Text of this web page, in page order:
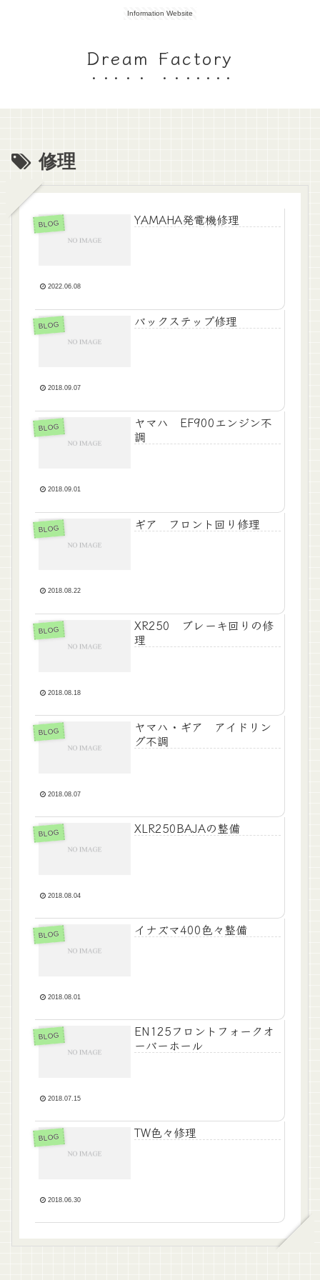
Information Website
Dream Factory
修理
BLOG YAMAHA発電機修理
2022.06.08
BLOG バックステップ修理
2018.09.07
BLOG
ヤマハ EF900エンジン不
調
2018.09.01
BLOG ギア フロント回り修理
2018.08.22
BLOG
XR250 ブレーキ回りの修
理
2018.08.18
BLOG
ヤマハ・ギア アイドリン
グ不調
2018.08.07
BLOG XLR250BAJAの整備
2018.08.04
BLOG イナズマ400色々整備
2018.08.01
BLOG
EN125フロントフォークオ
ーバーホール
2018.07.15
BLOG TW色々修理
2018.06.30